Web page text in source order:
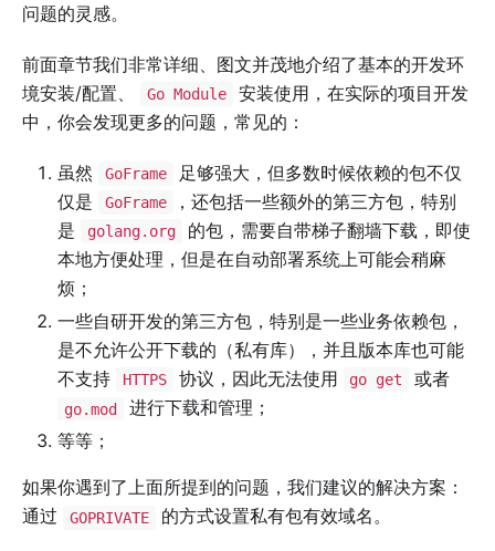
问题的灵感。
前面章节我们非常详细、图文并茂地介绍了基本的开发环
境安装/配置、
Go Module
安装使用，在实际的项目开发
中，你会发现更多的问题，常见的：
虽然 GoFrame
足够强大，但多数时候依赖的包不仅
仅是
GoFrame
，还包括一些额外的第三方包，特别
是
golang.org
的包，需要自带梯子翻墙下载，即使
本地方便处理，但是在自动部署系统上可能会稍麻
烦；
一些自研开发的第三方包，特别是一些业务依赖包，
是不允许公开下载的（私有库），并且版本库也可能
不支持
HTTPS 协议，因此无法使用 go get 或者
go.mod
进行下载和管理；
等等；
如果你遇到了上面所提到的问题，我们建议的解决方案：
通过
GOPRIVATE 的方式设置私有包有效域名。